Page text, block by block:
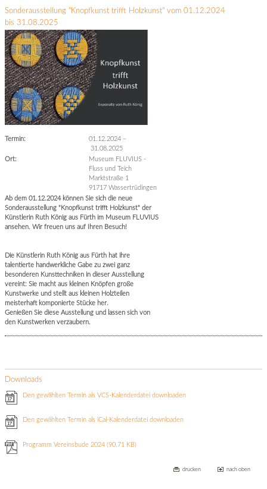
Sonderausstellung "Knopfkunst trifft Holzkunst" vom 01.12.2024
bis 31.08.2025
Termin: 01.12.2024 –
31.08.2025
Ort:
Museum FLUVIUS -
Fluss und Teich
Marktstraße 1
91717 Wassertrüdingen
Ab dem 01.12.2024 können Sie sich die neue
Sonderausstellung "Knopfkunst trifft Holzkunst" der
Künstlerin Ruth König aus Fürth im Museum FLUVIUS
ansehen. Wir freuen uns auf Ihren Besuch!
Die Künstlerin Ruth König aus Fürth hat ihre
talentierte handwerkliche Gabe zu zwei ganz
besonderen Kunsttechniken in dieser Ausstellung
vereint: Sie macht aus kleinen Knöpfen große
Kunstwerke und stellt aus kleinen Holzteilen
meisterhaft komponierte Stücke her.
Genießen Sie diese Ausstellung und lassen sich von
den Kunstwerken verzaubern.
Downloads
Den gewählten Termin als VCS-Kalenderdatei downloaden
Den gewählten Termin als iCal-Kalenderdatei downloaden
Programm Vereinsbude 2024(90.71 KB)
drucken nach oben